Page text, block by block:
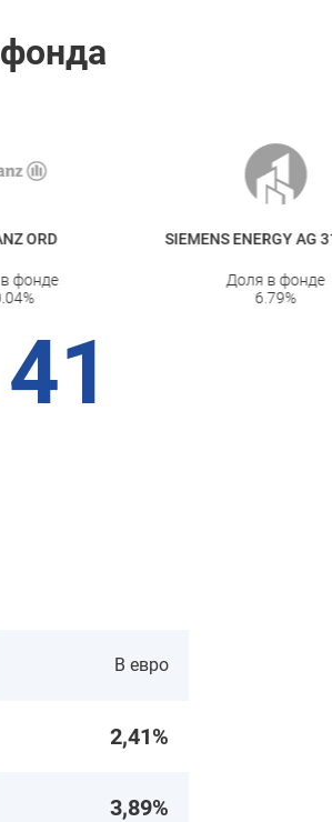
SIEMENS ENERGY AG 31DEC49
Доля в фонде
41
В евро
2,41%
3,89%